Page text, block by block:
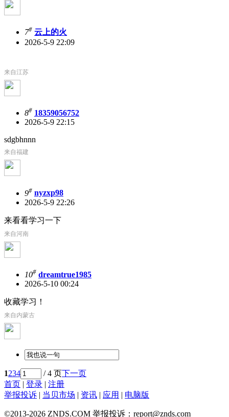
7# 云上的火
2026-5-9 22:09
来自江苏
8# 18359056752
2026-5-9 22:15
sdgbhnnn
来自福建
9# nyzxp98
2026-5-9 22:26
来看看学习一下
来自河南
10# dreamtrue1985
2026-5-10 00:24
收藏学习！
来自内蒙古
1234 / 4 页下一页
首页 | 登录 | 注册
举报投诉 | 当贝市场 | 资讯 | 应用 | 电脑版
©2013-2026 ZNDS.COM 举报投诉：report@znds.com